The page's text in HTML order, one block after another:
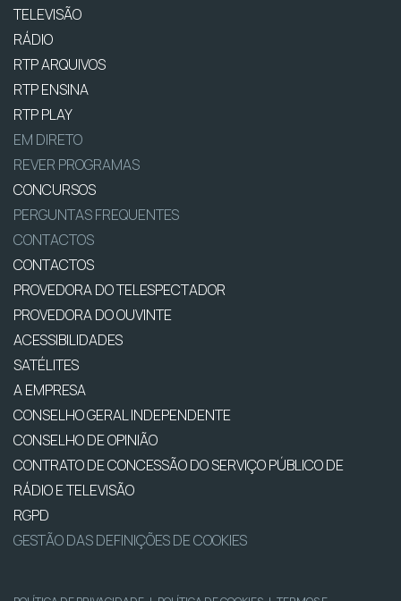
TELEVISÃO
RÁDIO
RTP ARQUIVOS
RTP ENSINA
RTP PLAY
EM DIRETO
REVER PROGRAMAS
CONCURSOS
PERGUNTAS FREQUENTES
CONTACTOS
CONTACTOS
PROVEDORA DO TELESPECTADOR
PROVEDORA DO OUVINTE
ACESSIBILIDADES
SATÉLITES
A EMPRESA
CONSELHO GERAL INDEPENDENTE
CONSELHO DE OPINIÃO
CONTRATO DE CONCESSÃO DO SERVIÇO PÚBLICO DE
RÁDIO E TELEVISÃO
RGPD
GESTÃO DAS DEFINIÇÕES DE COOKIES